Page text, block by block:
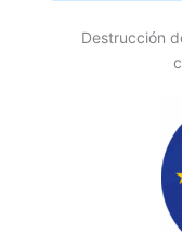
Destrucción